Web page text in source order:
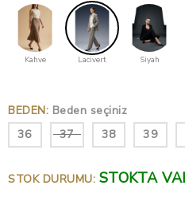
Kahve Lacivert Siyah
BEDEN: Beden seçiniz
36
37 38 39
STOK DURUMU: STOKTA